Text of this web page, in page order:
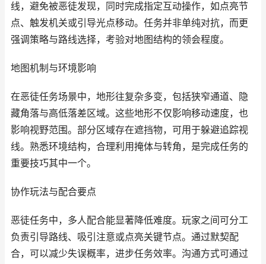
线，避免被恶徒发现，同时完成指定互动操作，如点亮节
点、触发机关或引导光点移动。任务并非单纯对抗，而更
强调策略与路线选择，考验对地图结构的领会程度。
地图机制与环境影响
在恶徒任务场景中，地形往复杂多变，包括狭窄通道、隐
藏角落与高低落差区域。这些地形不仅影响移动速度，也
影响视野范围。部分区域存在遮挡物，可用于躲避追踪视
线。熟悉环境结构，合理利用掩体与转角，是完成任务的
重要技巧其中一个。
协作玩法与配合要点
恶徒任务中，多人配合能显著降低难度。玩家之间可分工
负责引导路线、吸引注意或点亮关键节点。通过默契配
合，可以减少失误概率，进步任务效率。沟通方式可通过